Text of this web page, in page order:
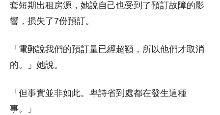
套短期出租房源，她說自己也受到了預訂故障的影
響，損失了7份預訂。
「電郵說我們的預訂量已經超額，所以他們才取消
的。」她說。
「但事實並非如此。卑詩省到處都在發生這種
事。」